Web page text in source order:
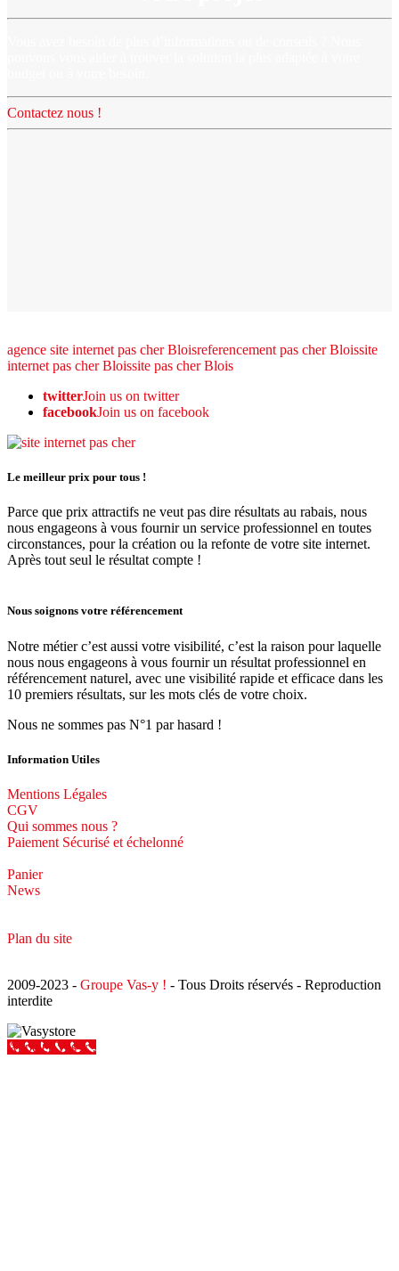
Contactez nous !
agence site internet pas cher Bloisreferencement pas cher Bloissite
internet pas cher Bloissite pas cher Blois
twitterJoin us on twitter
facebookJoin us on facebook
Le meilleur prix pour tous !
Parce que prix attractifs ne veut pas dire résultats au rabais, nous
nous engageons à vous fournir un service professionnel en toutes
circonstances, pour la création ou la refonte de votre site internet.
Après tout seul le résultat compte !
Nous soignons votre référencement
Notre métier c’est aussi votre visibilité, c’est la raison pour laquelle
nous nous engageons à vous fournir un résultat professionnel en
référencement naturel, avec une visibilité rapide et efficace dans les
10 premiers résultats, sur les mots clés de votre choix.
Nous ne sommes pas N°1 par hasard !
Information Utiles
Mentions Légales
CGV
Qui sommes nous ?
Paiement Sécurisé et échelonné
Panier
News
Plan du site
2009-2023 - Groupe Vas-y ! - Tous Droits réservés - Reproduction
interdite
Appeler Vas-y !